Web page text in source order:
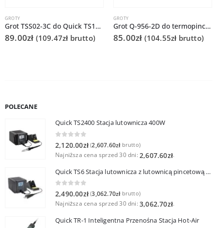
GROTY
Grot TSS02-3C do Quick TS1200
89.00zł (109.47zł brutto)
GROTY
Grot Q-956-2D do termopincety QUICK986 do tweezer / TWZ120
85.00zł (104.55zł brutto)
POLECANE
Quick TS2400 Stacja lutownicza 400W
2,120.00zł (2,607.60złbrutto)
Najniższa cena sprzed 30 dni: 2,607.60zł.
Quick TS6 Stacja lutownicza z lutownicą pincetową 60W
0 out of 5
2,490.00zł (3,062.70złbrutto)
Najniższa cena sprzed 30 dni: 3,062.70zł.
Quick TR-1 Inteligentna Przenośna Stacja Hot-Air